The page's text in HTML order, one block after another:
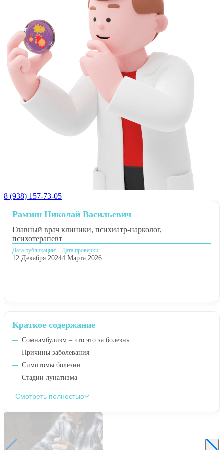
8 (938) 157-73-05
Краткое содержание
Сомнамбулизм – что это за болезнь
Причины заболевания
Симптомы болезни
Стадии лунатизма
Смотреть полностью
Рамзин Николай Васильевич
Главный врач клиники, психиатр-нарколог,
психотерапевт
Дата публикации:
12 Декабря 2024
Дата проверки:
4 Марта 2026